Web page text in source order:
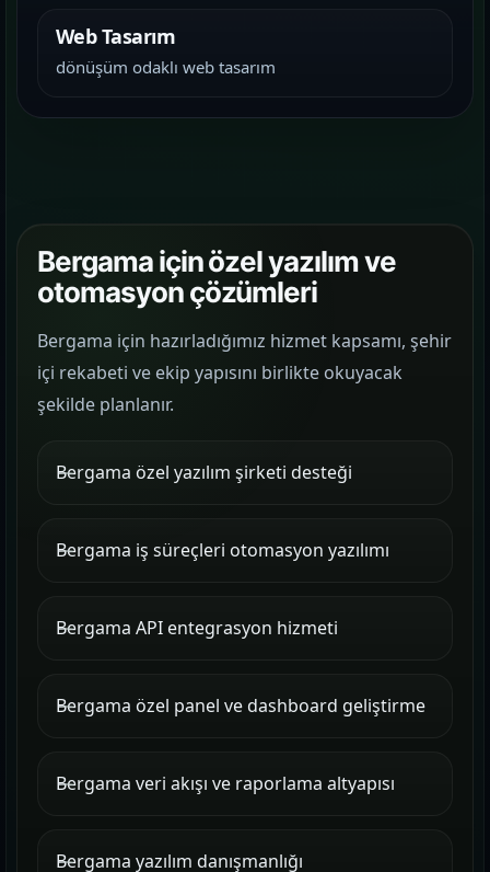
Web Tasarım
dönüşüm odaklı web tasarım
Bergama için özel yazılım ve
otomasyon çözümleri
Bergama için hazırladığımız hizmet kapsamı, şehir
içi rekabeti ve ekip yapısını birlikte okuyacak
şekilde planlanır.
Bergama özel yazılım şirketi desteği
Bergama iş süreçleri otomasyon yazılımı
Bergama API entegrasyon hizmeti
Bergama özel panel ve dashboard geliştirme
Bergama veri akışı ve raporlama altyapısı
Bergama yazılım danışmanlığı